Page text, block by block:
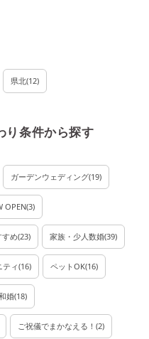
県北(12)
り条件から探す
ガーデンウェディング(19)
OPEN(3)
すめ(23) 家族・少人数婚(39)
ティ(16) ペットOK(16)
婚(18)
ご祝儀でまかなえる！ (2)